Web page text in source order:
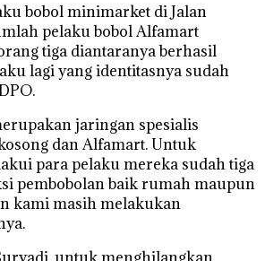
bobol minimarket di Jalan
pelaku bobol Alfamart
tiga diantaranya berhasil
lagi yang identitasnya sudah
jaringan spesialis
dan Alfamart. Untuk
para pelaku mereka sudah tiga
pembobolan baik rumah maupun
kami masih melakukan